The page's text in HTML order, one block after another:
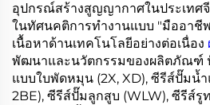
อุปกรณ์สร้างสูญญากาศในประเทศ
ในทัศนคติการทำงานแบบ "มืออาชี
เนื้อหาด้านเทคโนโลยีอย่างต่อเนื่อง
พัฒนาและนวัตกรรมของผลิตภัณฑ์
แบบใบพัดหมุน (2X, XD), ซีรีส์ปั๊มน้ำ
2BE), ซีรีส์ปั๊มลูกสูบ (WLW), ซีรีส์รู